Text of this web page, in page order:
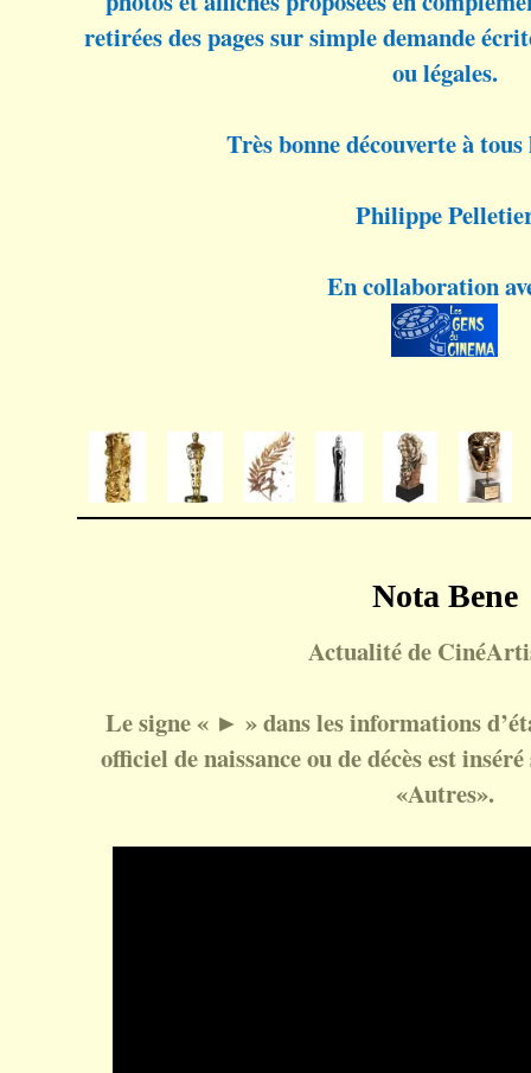
retirées des pages sur simple demande
ou légales.
Très bonne découverte à
Philippe
En collaboration
Nota Bene
Actualité de
Le signe « ► » dans les informations
officiel de naissance ou de décès est
«Autres».